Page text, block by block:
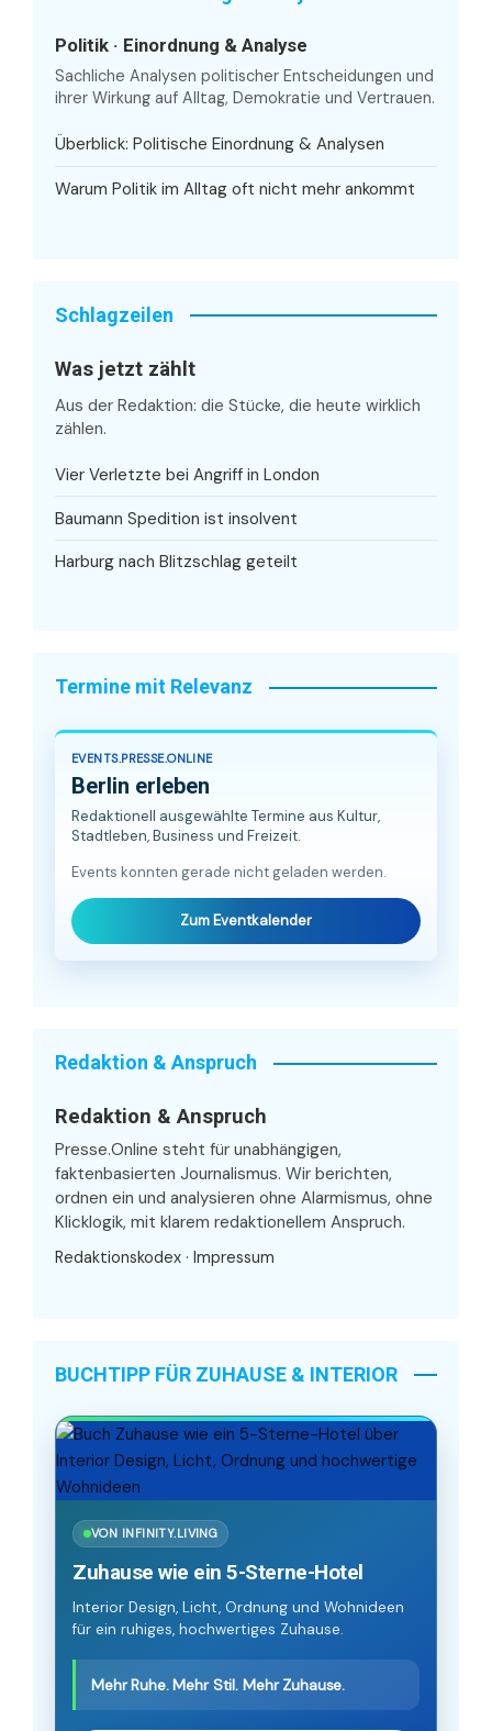
Politik · Einordnung & Analyse
Sachliche Analysen politischer Entscheidungen und
ihrer Wirkung auf Alltag, Demokratie und Vertrauen.
Überblick: Politische Einordnung & Analysen
Warum Politik im Alltag oft nicht mehr ankommt
Schlagzeilen
Was jetzt zählt
Aus der Redaktion: die Stücke, die heute wirklich
zählen.
Vier Verletzte bei Angriff in London
Baumann Spedition ist insolvent
Harburg nach Blitzschlag geteilt
Termine mit Relevanz
EVENTS.PRESSE.ONLINE
Berlin erleben
Redaktionell ausgewählte Termine aus Kultur,
Stadtleben, Business und Freizeit.
Events konnten gerade nicht geladen werden.
Zum Eventkalender
Redaktion & Anspruch
Redaktion & Anspruch
Presse.Online steht für unabhängigen,
faktenbasierten Journalismus. Wir berichten,
ordnen ein und analysieren ohne Alarmismus, ohne
Klicklogik, mit klarem redaktionellem Anspruch.
Redaktionskodex · Impressum
BUCHTIPP FÜR ZUHAUSE & INTERIOR
VON INFINITY.LIVING
Zuhause wie ein 5-Sterne-Hotel
Interior Design, Licht, Ordnung und Wohnideen
für ein ruhiges, hochwertiges Zuhause.
Mehr Ruhe. Mehr Stil. Mehr Zuhause.